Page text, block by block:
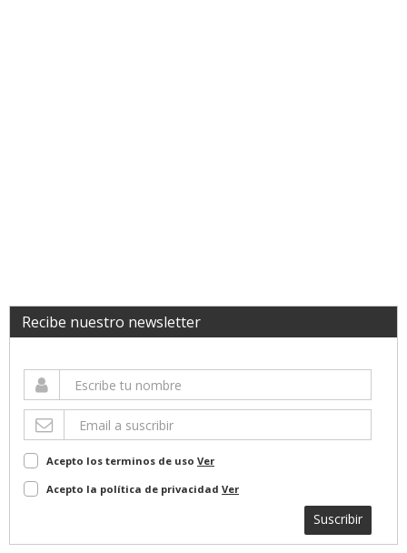
Recibe nuestro newsletter
Acepto los terminos de uso Ver
Acepto la política de privacidad Ver
Suscribir